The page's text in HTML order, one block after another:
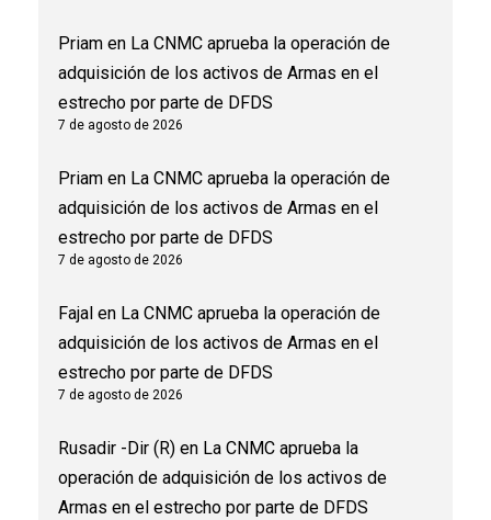
Priam en La CNMC aprueba la operación de
adquisición de los activos de Armas en el
estrecho por parte de DFDS
7 de agosto de 2026
Priam en La CNMC aprueba la operación de
adquisición de los activos de Armas en el
estrecho por parte de DFDS
7 de agosto de 2026
Fajal en La CNMC aprueba la operación de
adquisición de los activos de Armas en el
estrecho por parte de DFDS
7 de agosto de 2026
Rusadir -Dir (R) en La CNMC aprueba la
operación de adquisición de los activos de
Armas en el estrecho por parte de DFDS